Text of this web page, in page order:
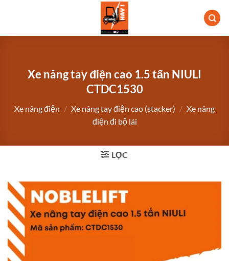
Xe nâng tay điện cao 1.5 tấn NIULI
CTDC1530
Xe nâng điện / Xe nâng tay điện cao (stacker) / Xe nâng
điện đi bộ lái
LỌC